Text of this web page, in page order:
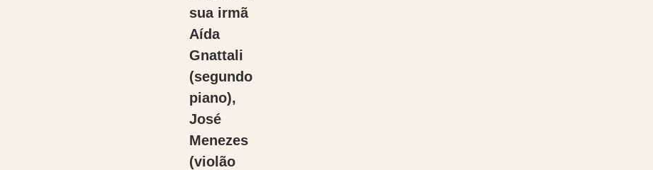
sua irmã
Aída
Gnattali
(segundo
piano),
José
Menezes
(violão